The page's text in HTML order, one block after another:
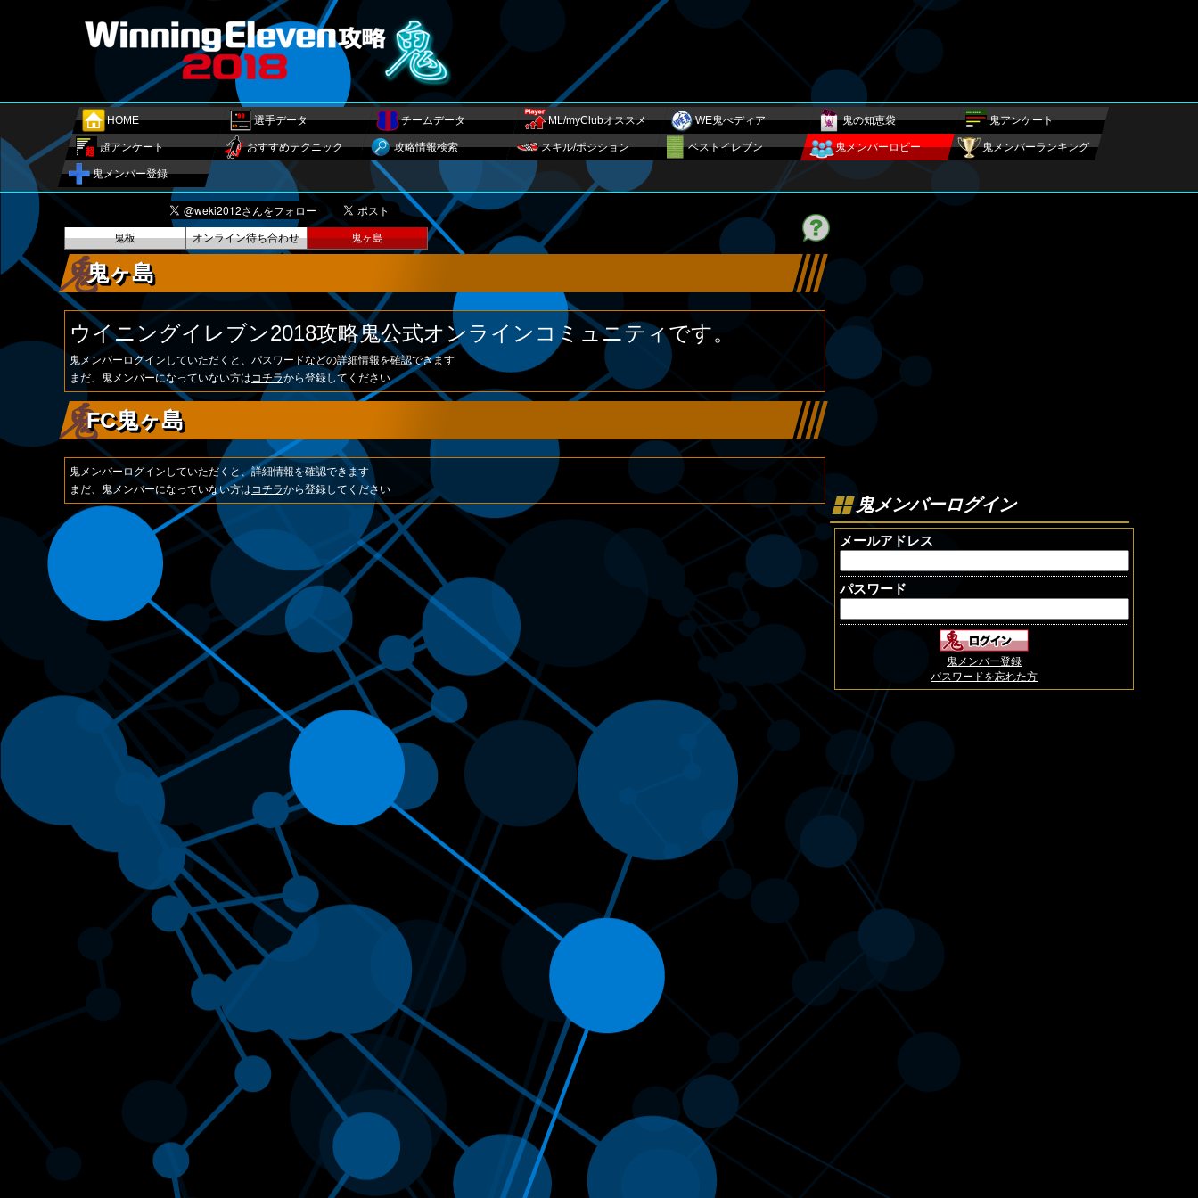
HOME 選手データ チームデータ ML/myClubオススメ WE鬼ぺディア 鬼の知恵袋 鬼アンケート
超アンケート おすすめテクニック 攻略情報検索 スキル/ポジション ベストイレブン 鬼メンバーロビー 鬼メンバーランキング
鬼メンバー登録
鬼板 オンライン待ち合わせ 鬼ヶ島
鬼ヶ島
ウイニングイレブン2018攻略鬼公式オンラインコミュニティです。
鬼メンバーログインしていただくと、パスワードなどの詳細情報を確認できます
まだ、鬼メンバーになっていない方はコチラから登録してください
FC鬼ヶ島
鬼メンバーログインしていただくと、詳細情報を確認できます
まだ、鬼メンバーになっていない方はコチラから登録してください
鬼メンバーログイン
メールアドレス
パスワード
鬼メンバー登録
パスワードを忘れた方